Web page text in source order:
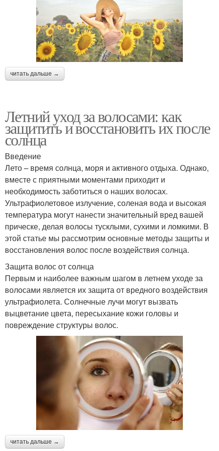
читать дальше →
Летний уход за волосами: как
защитить и восстановить их после
солнца
Введение
Лето – время солнца, моря и активного отдыха. Однако,
вместе с приятными моментами приходит и
необходимость заботиться о наших волосах.
Ультрафиолетовое излучение, соленая вода и высокая
температура могут нанести значительный вред вашей
прическе, делая волосы тусклыми, сухими и ломкими. В
этой статье мы рассмотрим основные методы защиты и
восстановления волос после воздействия солнца.
Защита волос от солнца
Первым и наиболее важным шагом в летнем уходе за
волосами является их защита от вредного воздействия
ультрафиолета. Солнечные лучи могут вызвать
выцветание цвета, пересыхание кожи головы и
повреждение структуры волос.
читать дальше →